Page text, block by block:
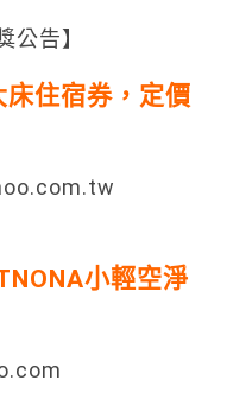
公告】
住宿券，定價
小輕空淨